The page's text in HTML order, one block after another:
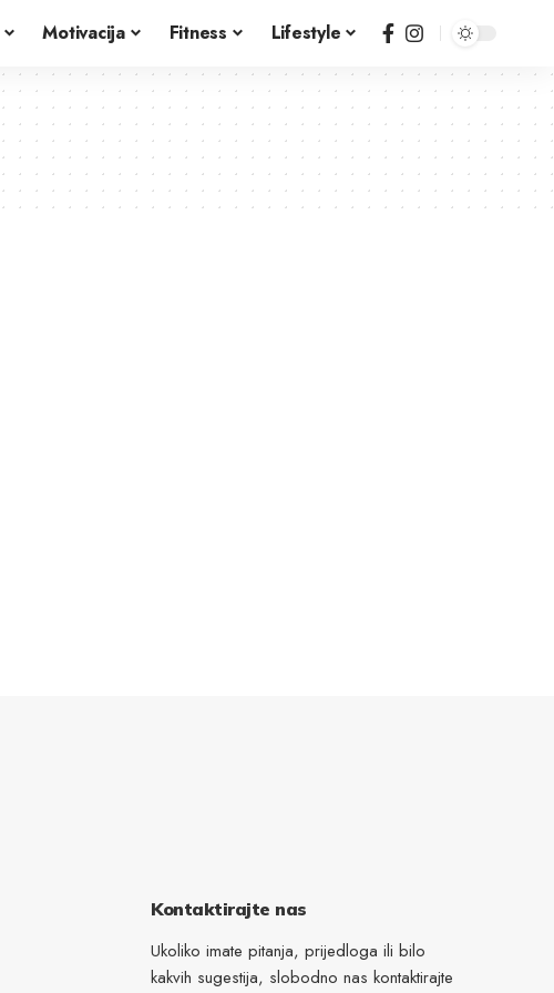
Motivacija Fitness Lifestyle
Kontaktirajte nas
Ukoliko imate pitanja, prijedloga ili bilo
kakvih sugestija, slobodno nas kontaktirajte